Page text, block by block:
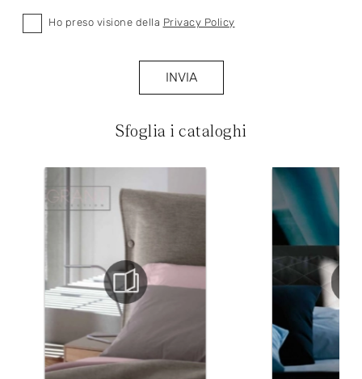
Sfoglia i cataloghi
Ho preso visione della Privacy Policy
INVIA